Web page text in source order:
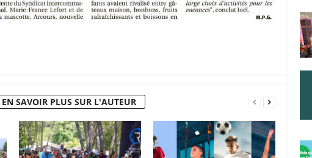
EN SAVOIR PLUS SUR L'AUTEUR